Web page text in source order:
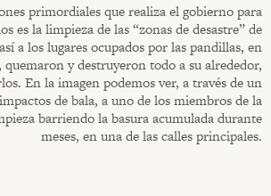
primordiales que realiza el gobierno para
es la limpieza de las “zonas de desastre” de
a los lugares ocupados por las pandillas, en
quemaron y destruyeron todo a su alrededor,
En la imagen podemos ver, a través de un
de bala, a uno de los miembros de la
barriendo la basura acumulada durante
meses, en una de las calles principales.